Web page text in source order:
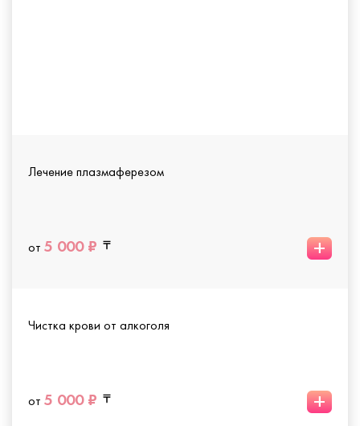
Лечение плазмаферезом
от 5 000 ₽ +
Чистка крови от алкоголя
от 5 000 ₽ +